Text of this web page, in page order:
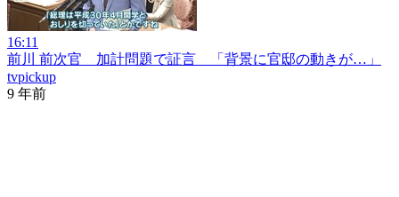
16:11
前川 前次官 加計問題で証言 「背景に官邸の動きが…」
tvpickup
9 年前